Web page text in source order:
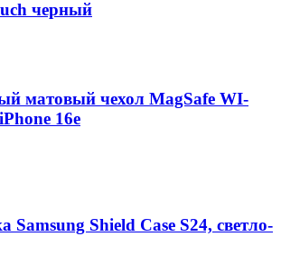
черный
матовый чехол MagSafe WI-
16e
Samsung Shield Case S24, светло-